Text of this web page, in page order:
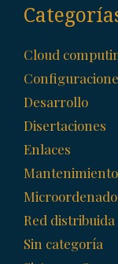
Cloud
Desarrollo
Disertaciones
Enlaces
Mantenimiento
Red distribuida
Sin categoría